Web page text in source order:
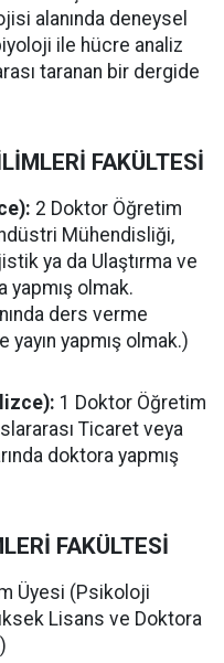
alanında deneysel
ile hücre analiz
taranan bir dergide
FAKÜLTESİ
2 Doktor Öğretim
Mühendisliği,
ya da Ulaştırma ve
yapmış olmak.
ders verme
yapmış olmak.)
1 Doktor Öğretim
Ticaret veya
doktora yapmış
FAKÜLTESİ
Üyesi (Psikoloji
Lisans ve Doktora